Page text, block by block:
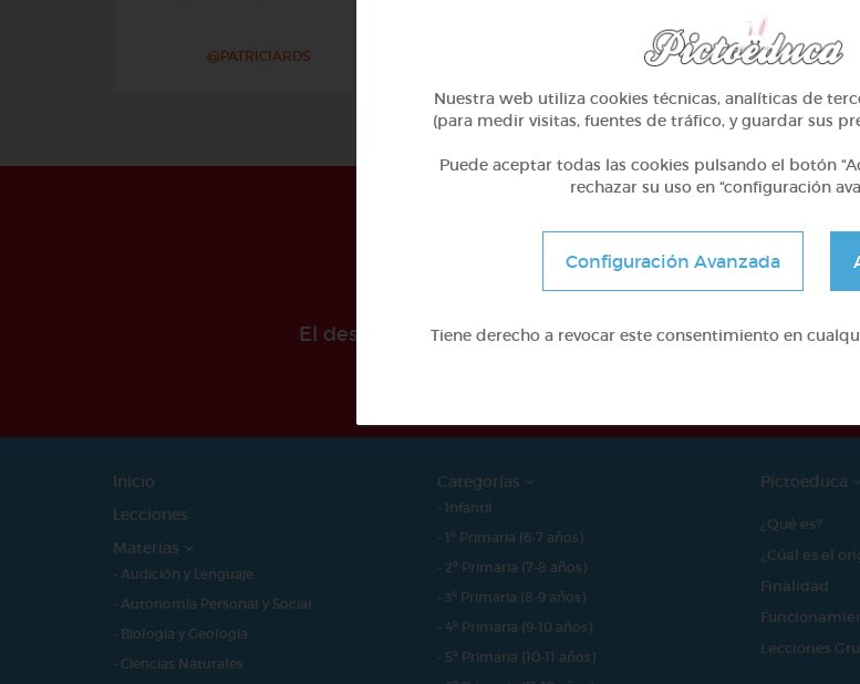
@PATRICIARDS
El desarollo de este proyecto ha sido posible gracias al
Inicio
Lecciones
Materias
- Audición y Lenguaje
- Autonomía Personal y Social
- Biología y Geología
- Ciencias Naturales
Categorías
- Infantil
- 1º Primaria (6-7 años)
- 2º Primaria (7-8 años)
- 3º Primaria (8-9 años)
- 4º Primaria (9-10 años)
- 5º Primaria (10-11 años)
Pictoeduca
¿Qué es?
¿Cúal es el
Finalidad
Lecciones
Nuestra web utiliza cookies técnicas, analíticas de
(para medir visitas, fuentes de tráfico, y guardar sus
Puede aceptar todas las cookies pulsando el botón
rechazar su uso en “configuración
Configuración Avanzada
Tiene derecho a revocar este consentimiento en